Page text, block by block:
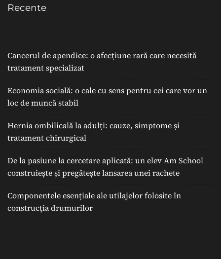
Recente
Cancerul de apendice: o afecțiune rară care necesită
tratament specializat
Economia socială: o cale cu sens pentru cei care vor un
loc de muncă stabil
Hernia ombilicală la adulți: cauze, simptome și
tratament chirurgical
De la pasiune la cercetare aplicată: un elev Am School
construiește și pregătește lansarea unei rachete
Componentele esențiale ale utilajelor folosite în
construcția drumurilor